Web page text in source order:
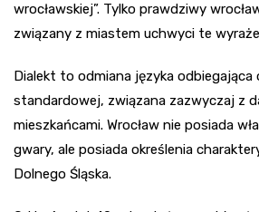
wrocławskiej”. Tylko prawdziwy
związany z miastem uchwyci te
Dialekt to odmiana języka
standardowej, związana zazwyczaj z
mieszkańcami. Wrocław nie posiada
gwary, ale posiada określenia
Dolnego Śląska.